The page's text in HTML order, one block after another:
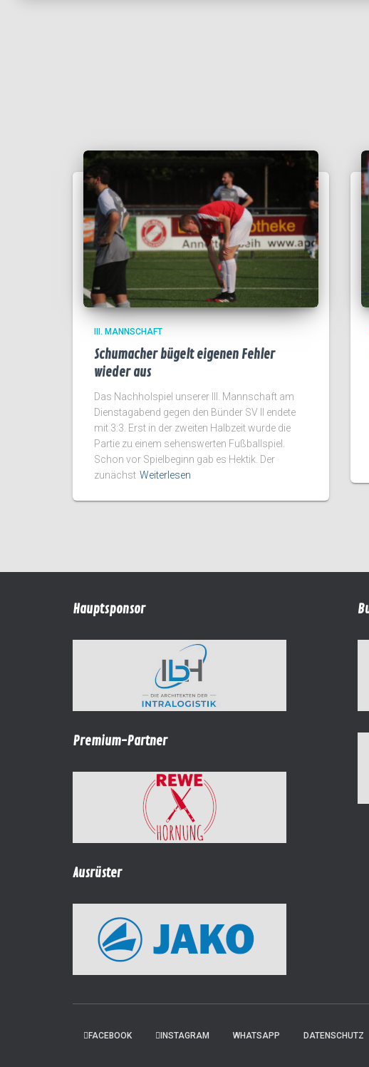
III. MANNSCHAFT
Schumacher bügelt eigenen Fehler
wieder aus
Das Nachholspiel unserer III. Mannschaft am
Dienstagabend gegen den Bünder SV II endete
mit 3:3. Erst in der zweiten Halbzeit wurde die
Partie zu einem sehenswerten Fußballspiel.
Schon vor Spielbeginn gab es Hektik. Der
zunächst Weiterlesen
Hauptsponsor
Premium-Partner
Ausrüster
FACEBOOK INSTAGRAM WHATSAPP DATENSCHUTZ